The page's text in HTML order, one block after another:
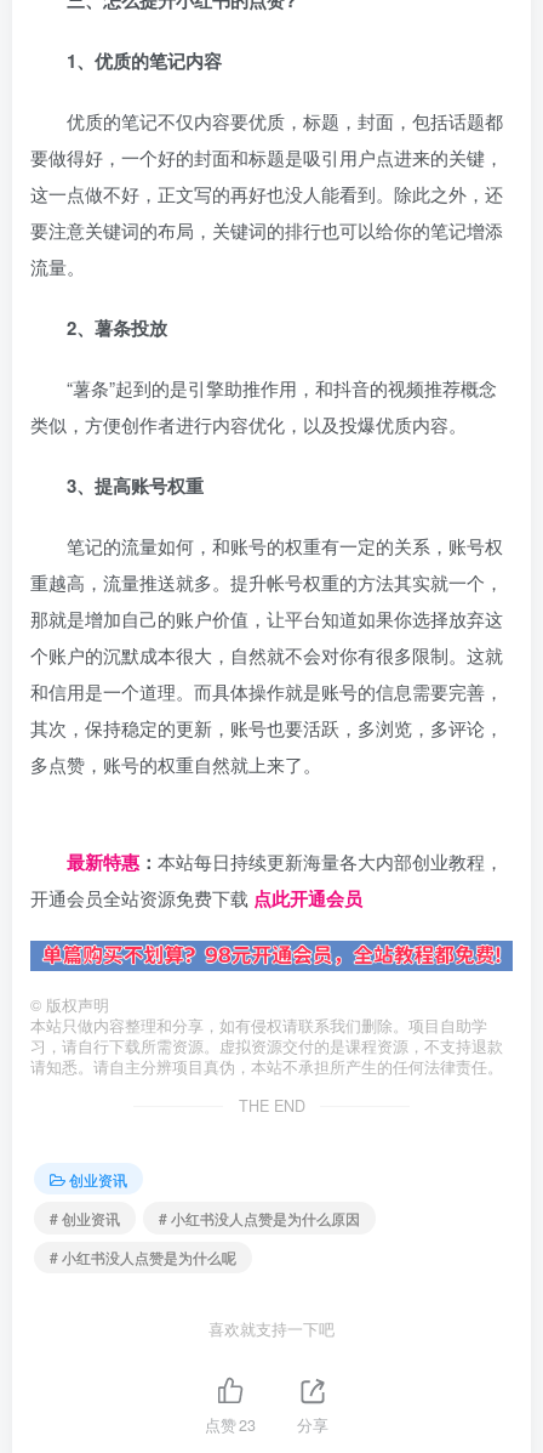
1、优质的笔记内容
优质的笔记不仅内容要优质，标题，封面，包括话题都
要做得好，一个好的封面和标题是吸引用户点进来的关键，
这一点做不好，正文写的再好也没人能看到。除此之外，还
要注意关键词的布局，关键词的排行也可以给你的笔记增添
流量。
2、薯条投放
“薯条”起到的是引擎助推作用，和抖音的视频推荐概念
类似，方便创作者进行内容优化，以及投爆优质内容。
3、提高账号权重
笔记的流量如何，和账号的权重有一定的关系，账号权
重越高，流量推送就多。提升帐号权重的方法其实就一个，
那就是增加自己的账户价值，让平台知道如果你选择放弃这
个账户的沉默成本很大，自然就不会对你有很多限制。这就
和信用是一个道理。而具体操作就是账号的信息需要完善，
其次，保持稳定的更新，账号也要活跃，多浏览，多评论，
多点赞，账号的权重自然就上来了。
最新特惠 ： 本站每日持续更新海量各大内部创业教程，
开通会员全站资源免费下载 点此开通会员
© 版权声明
本站只做内容整理和分享，如有侵权请联系我们删除。项目自助学
习，请自行下载所需资源。虚拟资源交付的是课程资源，不支持退款
请知悉。请自主分辨项目真伪，本站不承担所产生的任何法律责任。
THE END
创业资讯
# 创业资讯
# 小红书没人点赞是为什么原因
# 小红书没人点赞是为什么呢
喜欢就支持一下吧
点赞23 分享